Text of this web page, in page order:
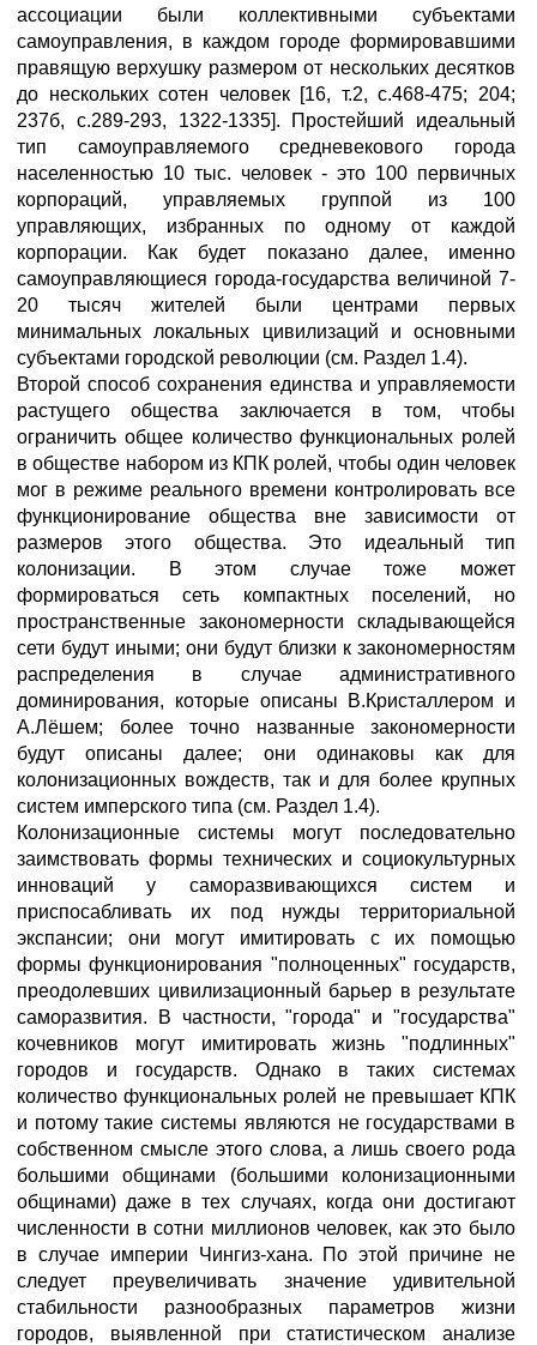
ассоциации были коллективными субъектами
самоуправления, в каждом городе формировавшими
правящую верхушку размером от нескольких десятков
до нескольких сотен человек [16, т.2, с.468-475; 204;
237б, с.289-293, 1322-1335]. Простейший идеальный
тип самоуправляемого средневекового города
населенностью 10 тыс. человек - это 100 первичных
корпораций, управляемых группой из 100
управляющих, избранных по одному от каждой
корпорации. Как будет показано далее, именно
самоуправляющиеся города-государства величиной 7-
20 тысяч жителей были центрами первых
минимальных локальных цивилизаций и основными
субъектами городской революции (см. Раздел 1.4).
Второй способ сохранения единства и управляемости
растущего общества заключается в том, чтобы
ограничить общее количество функциональных ролей
в обществе набором из КПК ролей, чтобы один человек
мог в режиме реального времени контролировать все
функционирование общества вне зависимости от
размеров этого общества. Это идеальный тип
колонизации. В этом случае тоже может
формироваться сеть компактных поселений, но
пространственные закономерности складывающейся
сети будут иными; они будут близки к закономерностям
распределения в случае административного
доминирования, которые описаны В.Кристаллером и
А.Лёшем; более точно названные закономерности
будут описаны далее; они одинаковы как для
колонизационных вождеств, так и для более крупных
систем имперского типа (см. Раздел 1.4).
Колонизационные системы могут последовательно
заимствовать формы технических и социокультурных
инноваций у саморазвивающихся систем и
приспосабливать их под нужды территориальной
экспансии; они могут имитировать с их помощью
формы функционирования "полноценных" государств,
преодолевших цивилизационный барьер в результате
саморазвития. В частности, "города" и "государства"
кочевников могут имитировать жизнь "подлинных"
городов и государств. Однако в таких системах
количество функциональных ролей не превышает КПК
и потому такие системы являются не государствами в
собственном смысле этого слова, а лишь своего рода
большими общинами (большими колонизационными
общинами) даже в тех случаях, когда они достигают
численности в сотни миллионов человек, как это было
в случае империи Чингиз-хана. По этой причине не
следует преувеличивать значение удивительной
стабильности разнообразных параметров жизни
городов, выявленной при статистическом анализе